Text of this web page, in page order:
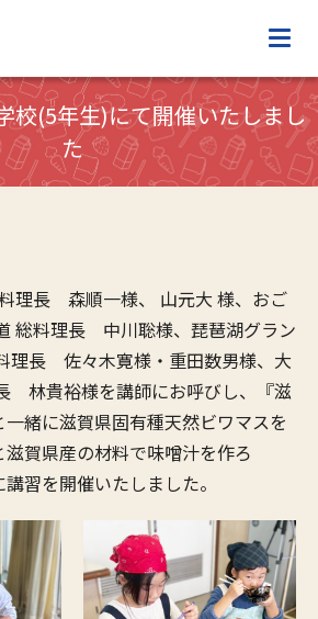
校(5年生)にて開催いたしまし
た
理長 森順一様、 山元大 様、おご
総料理長 中川聡様、琵琶湖グラン
理長 佐々木寛様・重田数男様、大
林貴裕様を講師にお呼びし、『滋
緒に滋賀県固有種天然ビワマスを
滋賀県産の材料で味噌汁を作ろ
習を開催いたしました。